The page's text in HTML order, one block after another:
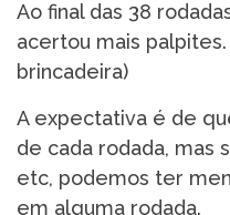
Ao final das 38
acertou mais
brincadeira)
A expectativa é de
de cada rodada, mas
etc, podemos ter
em alguma rodada.